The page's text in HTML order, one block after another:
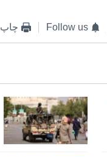
Follow us چاپ